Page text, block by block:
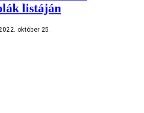
listáján
október 25.